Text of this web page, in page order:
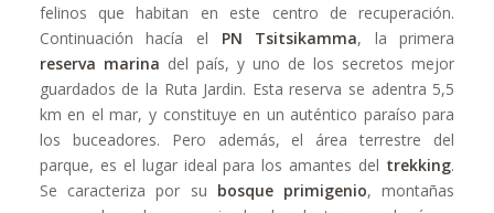
felinos que habitan en este centro de recuperación.
Continuación hacía el PN Tsitsikamma, la primera
reserva marina del país, y uno de los secretos mejor
guardados de la Ruta Jardin. Esta reserva se adentra 5,5
km en el mar, y constituye en un auténtico paraíso para
los buceadores. Pero además, el área terrestre del
parque, es el lugar ideal para los amantes del trekking.
Se caracteriza por su bosque primigenio, montañas